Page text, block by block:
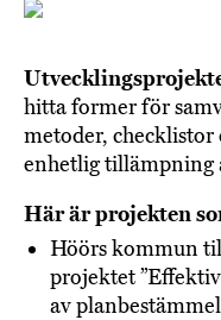
hitta former för
metoder, checklistor
enhetlig tillämpning
Här är projekten
Höörs kommun
projektet
av